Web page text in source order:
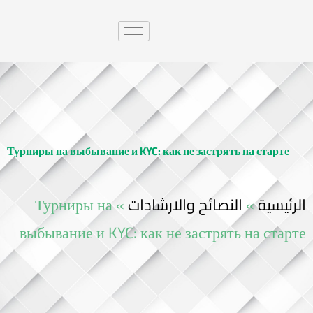
Турниры на выбывание и KYC: как не застрять на старте
الرئيسية»النصائح والارشادات»
Турниры на
выбывание и KYC: как не застрять на старте